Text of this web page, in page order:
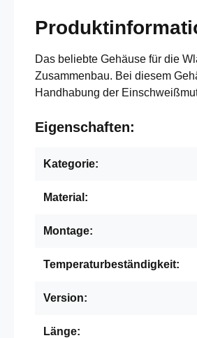
Das beliebte Gehäuse für die
Zusammenbau. Bei diesem
Handhabung der
Eigenschaften:
Kategorie:
Material:
Montage:
Temperaturbeständigkeit:
Version:
Länge: